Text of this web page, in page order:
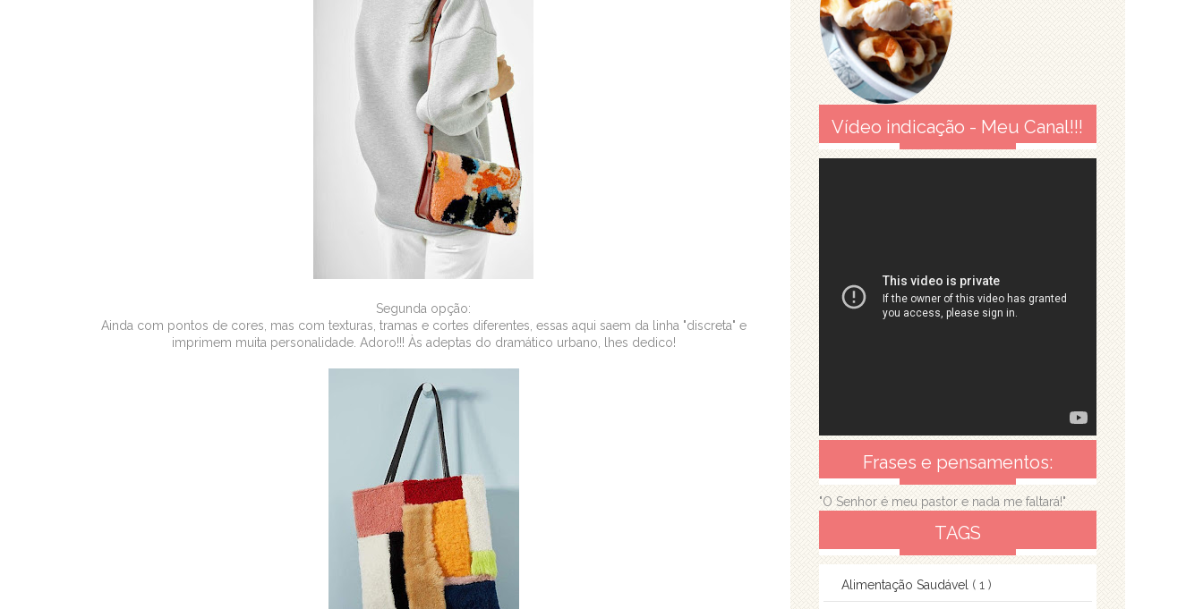
Segunda opção:
Ainda com pontos de cores, mas com texturas, tramas e cortes diferentes, essas aqui saem da linha "discreta" e
imprimem muita personalidade. Adoro!!! Às adeptas do dramático urbano, lhes dedico!
Vídeo indicação - Meu Canal!!!
Frases e pensamentos:
"O Senhor é meu pastor e nada me faltará!"
TAGS
Alimentação Saudável ( 1 )